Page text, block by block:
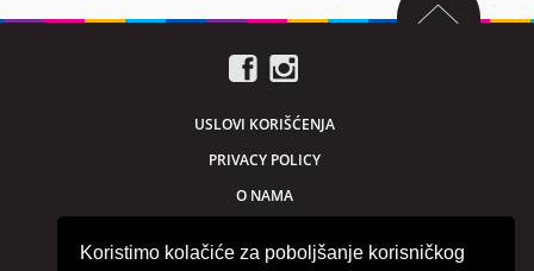
Koristimo kolačiće za poboljšanje korisničkog
USLOVI KORIŠĆENJA
PRIVACY POLICY
O NAMA